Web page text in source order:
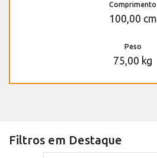
Comprimento
100,00 cm
Peso
75,00 kg
Filtros em Destaque